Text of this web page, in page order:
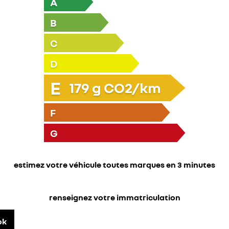
B
C
D
E 179 g CO2/km
F
G
estimez votre véhicule toutes marques en 3 minutes
renseignez votre immatriculation